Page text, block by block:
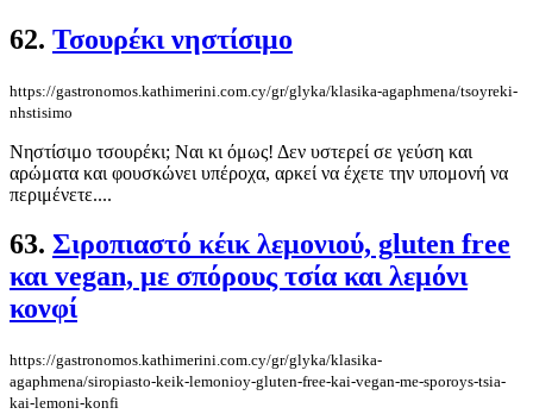
62. Τσουρέκι νηστίσιμο
https://gastronomos.kathimerini.com.cy/gr/glyka/klasika-agaphmena/tsoyreki-
nhstisimo
Νηστίσιμο τσουρέκι; Ναι κι όμως! Δεν υστερεί σε γεύση και
αρώματα και φουσκώνει υπέροχα, αρκεί να έχετε την υπομονή να
περιμένετε....
63. Σιροπιαστό κέικ λεμονιού, gluten free
και vegan, με σπόρους τσία και λεμόνι
κονφί
https://gastronomos.kathimerini.com.cy/gr/glyka/klasika-
agaphmena/siropiasto-keik-lemonioy-gluten-free-kai-vegan-me-sporoys-tsia-
kai-lemoni-konfi